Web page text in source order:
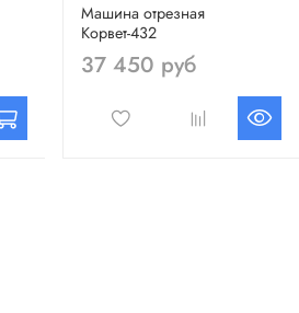
Машина отрезная
Корвет-432
37 450 руб